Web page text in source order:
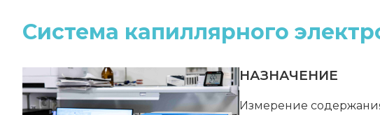
Система капиллярного
НАЗНАЧЕНИЕ
Измерение